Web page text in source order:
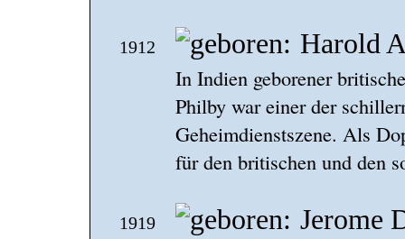
1912 Harold
In Indien geborener
Philby war einer der
Geheimdienstszene. Als
für den britischen und den
1919 Jerome